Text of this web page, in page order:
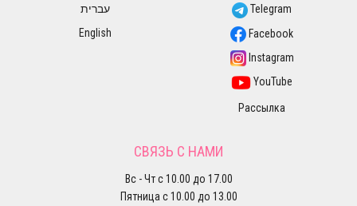
עברית
English
Telegram
Facebook
Instagram
YouTube
Рассылка
СВЯЗЬ С НАМИ
Вс - Чт с 10.00 до 17.00
Пятница с 10.00 до 13.00